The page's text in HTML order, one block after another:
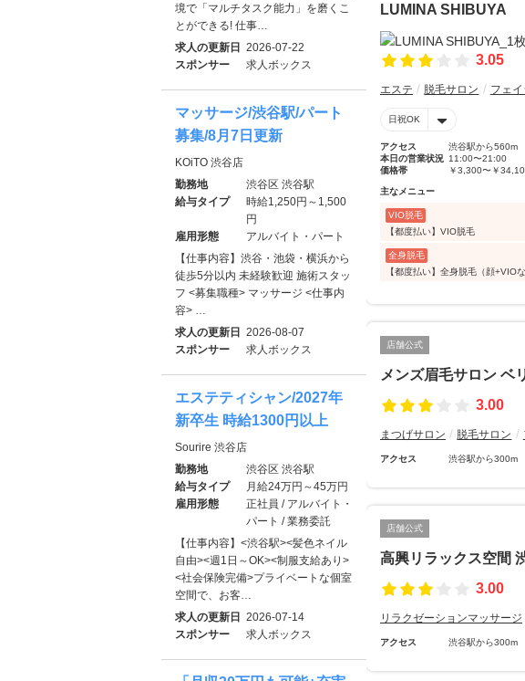
LUMINA SHIBUYA
3.05
エステ 脱毛サロン フェ
日祝OK
アクセス
渋谷駅から560m
本日の営業状況 11:00〜21:00
価格帯
￥3,300〜￥
主なメニュー
VIO脱毛
【都度払い】VIO脱毛
全身脱毛
【都度払い】全身脱毛（顔+VIOな
店舗公式
メンズ眉毛サロン ベ
3.00
まつげサロン 脱毛サロン
アクセス 渋谷駅から300m
店舗公式
高興リラックス空間
3.00
リラクゼーションマッサージ
アクセス 渋谷駅から300m
境で「マルチタスク能力」を磨くこ
とができる! 仕事…
求人の更新日 2026-07-22
スポンサー
求人ボックス
マッサージ/渋谷駅/パート
募集/8月7日更新
KOiTO 渋谷店
勤務地
渋谷区 渋谷駅
給与タイプ
時給1,250円～1,500
円
雇用形態
アルバイト・パート
【仕事内容】渋谷・池袋・横浜から
徒歩5分以内 未経験歓迎 施術スタッ
フ <募集職種> マッサージ <仕事内
容> …
求人の更新日 2026-08-07
スポンサー
求人ボックス
エステティシャン/2027年
新卒生 時給1300円以上
Sourire 渋谷店
勤務地
渋谷区 渋谷駅
給与タイプ
月給24万円～45万円
雇用形態
正社員 / アルバイト・
パート / 業務委託
【仕事内容】<渋谷駅><髪色ネイル
自由><週1日～OK><制服支給あり>
<社会保険完備>プライベートな個室
空間で、お客…
求人の更新日 2026-07-14
スポンサー
求人ボックス